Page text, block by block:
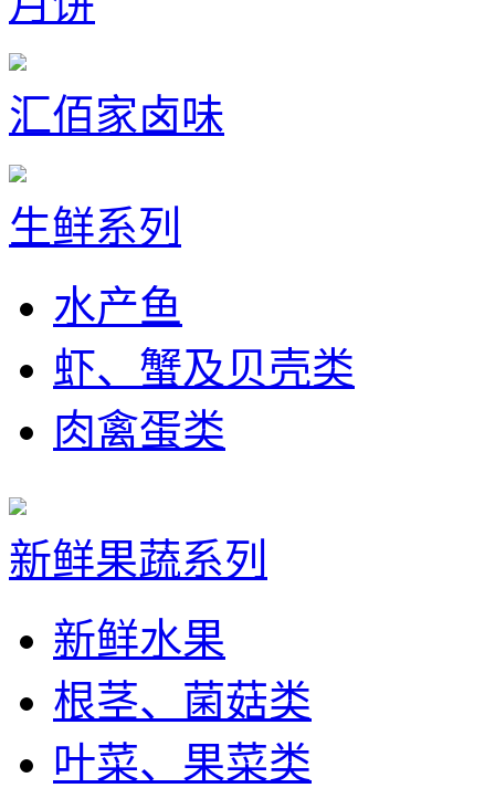
汇佰家卤味
生鲜系列
水产鱼
虾、蟹及贝壳类
肉禽蛋类
新鲜果蔬系列
新鲜水果
根茎、菌菇类
叶菜、果菜类